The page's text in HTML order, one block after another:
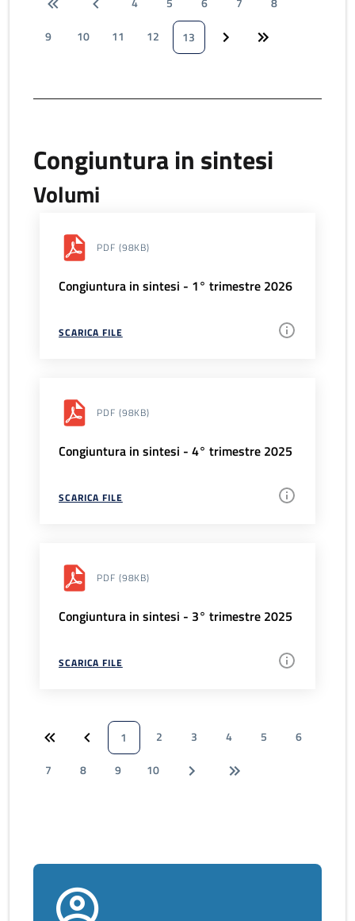
9
10 11 12 13
Congiuntura in sintesi
Volumi
PDF (98KB)
Congiuntura in sintesi - 1° trimestre 2026
SCARICA FILE
PDF (98KB)
Congiuntura in sintesi - 4° trimestre 2025
SCARICA FILE
PDF (98KB)
Congiuntura in sintesi - 3° trimestre 2025
SCARICA FILE
1 2 3 4 5
6
7
8 9 10